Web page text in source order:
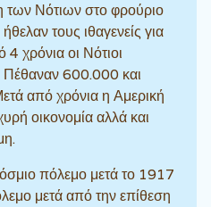
των Νότιων στο φρούριο
τους ιθαγενείς για
χρόνια οι Νότιοι
600.000 και
από χρόνια η Αμερική
οικονομία αλλά και
πόλεμο μετά το 1917
μετά από την επίθεση